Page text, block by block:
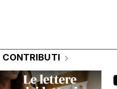
CONTRIBUTI